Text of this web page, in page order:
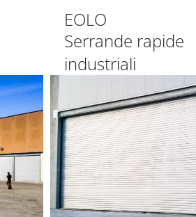
EOLO
Serrande rapide
industriali